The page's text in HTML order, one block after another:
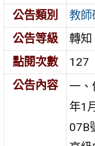
公告類別
教師
公告等級
轉知
點閱次數
127
公告內容
一、
年1
07B